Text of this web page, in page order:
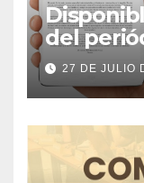
del
27 DE JULIO